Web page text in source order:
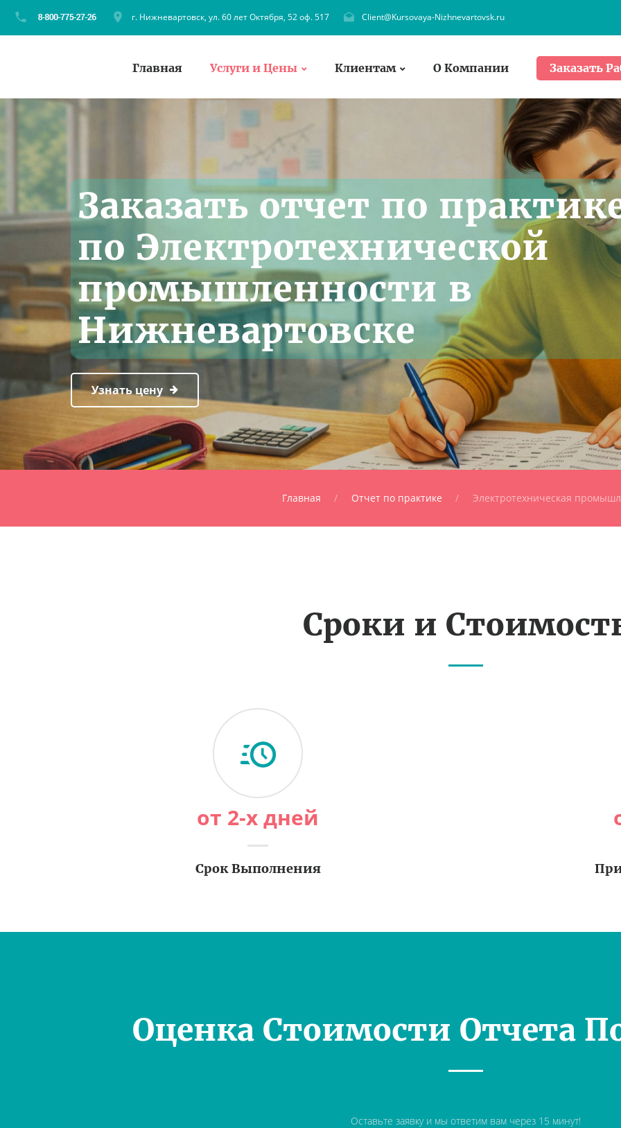
г. Нижневартовск, ул. 60 лет Октября, 52 оф. 517 Client@Kursovaya-Nizhnevartovsk.ru
Главная Услуги и Цены Клиентам О Компании Заказать
Заказать отчет по
по Электротехнической
промышленности в
Нижневартовске
Узнать цену
Главная Отчет по практике Электротехническая
Сроки и
от 2-х дней
Срок Выполнения
Оценка Стоимости Отчета
Оставьте заявку и мы ответим вам через 15 минут!